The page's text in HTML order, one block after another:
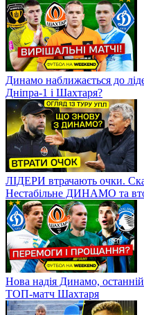
Динамо наближається до
Дніпра-1 і Шахтаря?
ЛІДЕРИ втрачають очки.
Нестабільне ДИНАМО та
Нова надія Динамо,
ТОП-матч Шахтаря